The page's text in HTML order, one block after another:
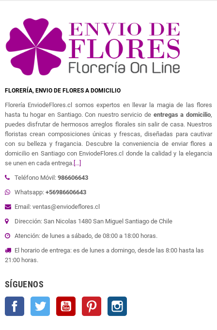
FLORERÍA, ENVIO DE FLORES A DOMICILIO
Florería EnviodeFlores.cl somos expertos en llevar la magia de las flores
hasta tu hogar en Santiago. Con nuestro servicio de entregas a domicilio,
puedes disfrutar de hermosos arreglos florales sin salir de casa. Nuestros
floristas crean composiciones únicas y frescas, diseñadas para cautivar
con su belleza y fragancia. Descubre la conveniencia de enviar flores a
domicilio en Santiago con EnviodeFlores.cl donde la calidad y la elegancia
se unen en cada entrega. [...]
Teléfono Móvil: 986606643
Whatsapp: +56986606643
Email: ventas@enviodeflores.cl
Dirección: San Nicolas 1480 San Miguel Santiago de Chile
Atención: de lunes a sábado, de 08:00 a 18:00 horas.
El horario de entrega: es de lunes a domingo, desde las 8:00 hasta las
21:00 horas.
SÍGUENOS
Facebook Twitter YouTube Pinterest